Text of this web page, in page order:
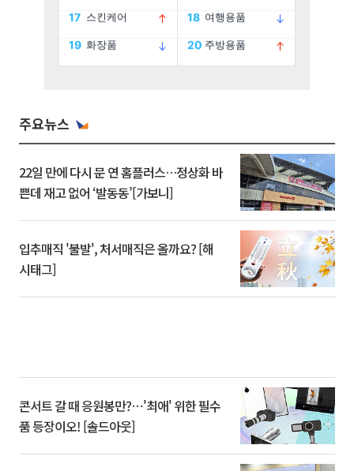
주요뉴스
22일 만에 다시 문 연 홈플러스…정상화 바
쁜데 재고 없어 ‘발동동’[가보니]
입추매직 '불발', 처서매직은 올까요? [해
시태그]
콘서트 갈 때 응원봉만?⋯'최애' 위한 필수
품 등장이오! [솔드아웃]